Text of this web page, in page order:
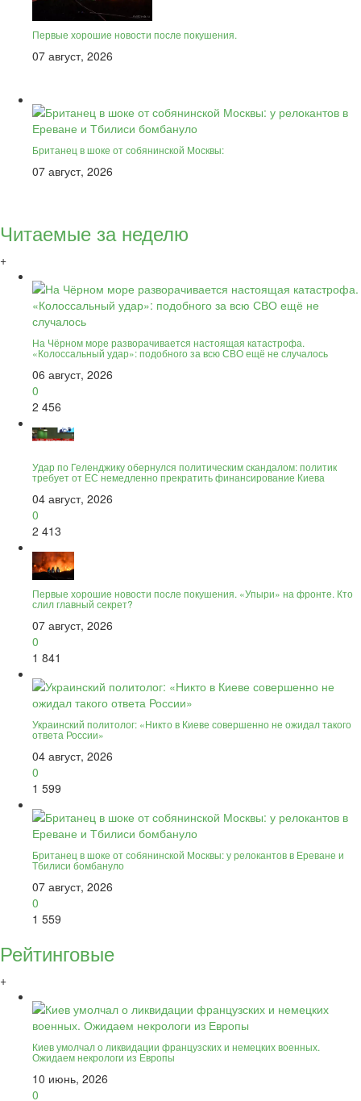
Первые хорошие новости после покушения.
07 август, 2026
Британец в шоке от собянинской Москвы:
07 август, 2026
Читаемые за неделю
+
На Чёрном море разворачивается настоящая катастрофа.
«Колоссальный удар»: подобного за всю СВО ещё не случалось
06 август, 2026
0
2 456
Удар по Геленджику обернулся политическим скандалом: политик
требует от ЕС немедленно прекратить финансирование Киева
04 август, 2026
0
2 413
Первые хорошие новости после покушения. «Упыри» на фронте. Кто
слил главный секрет?
07 август, 2026
0
1 841
Украинский политолог: «Никто в Киеве совершенно не ожидал такого
ответа России»
04 август, 2026
0
1 599
Британец в шоке от собянинской Москвы: у релокантов в Ереване и
Тбилиси бомбануло
07 август, 2026
0
1 559
Рейтинговые
+
Киев умолчал о ликвидации французских и немецких военных.
Ожидаем некрологи из Европы
10 июнь, 2026
0